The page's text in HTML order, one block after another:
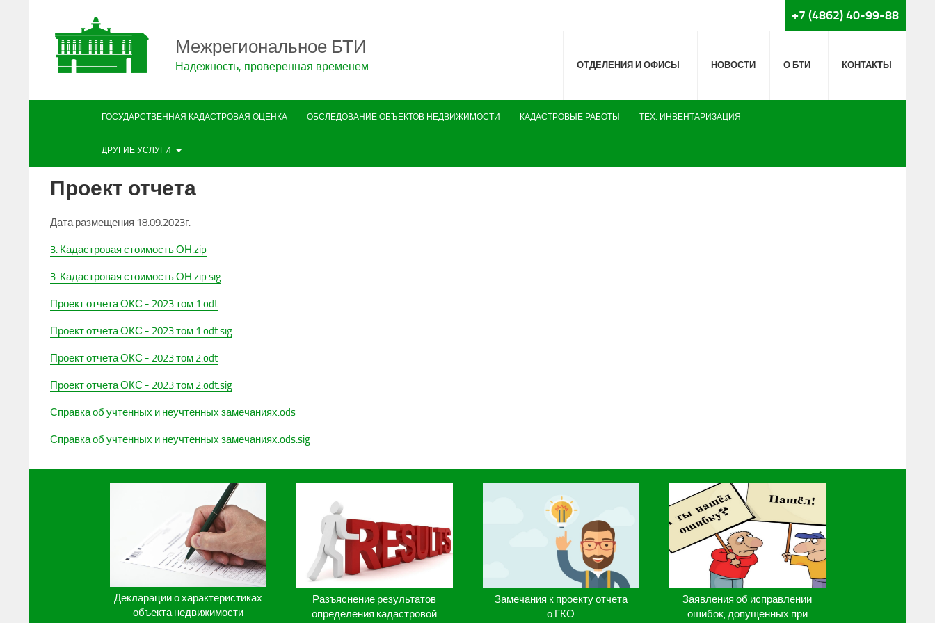
Межрегиональное БТИ
Надежность, проверенная временем
+7 (4862) 40-99-88
ОТДЕЛЕНИЯ И ОФИСЫ НОВОСТИ О БТИ КОНТАКТЫ
ГОСУДАРСТВЕННАЯ КАДАСТРОВАЯ ОЦЕНКА ОБСЛЕДОВАНИЕ ОБЪЕКТОВ НЕДВИЖИМОСТИ КАДАСТРОВЫЕ РАБОТЫ ТЕХ. ИНВЕНТАРИЗАЦИЯ
ДРУГИЕ УСЛУГИ
Проект отчета
Дата размещения 18.09.2023г.
3. Кадастровая стоимость ОН.zip
3. Кадастровая стоимость ОН.zip.sig
Проект отчета ОКС - 2023 том 1.odt
Проект отчета ОКС - 2023 том 1.odt.sig
Проект отчета ОКС - 2023 том 2.odt
Проект отчета ОКС - 2023 том 2.odt.sig
Справка об учтенных и неучтенных замечаниях.ods
Справка об учтенных и неучтенных замечаниях.ods.sig
Декларации о характеристиках
объекта недвижимости
Разъяснение результатов
определения кадастровой
Замечания к проекту отчета
о ГКО
Заявления об исправлении
ошибок, допущенных при